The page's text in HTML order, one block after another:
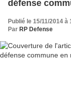
défense
Publié le 15/11/2014 à
Par RP Defense